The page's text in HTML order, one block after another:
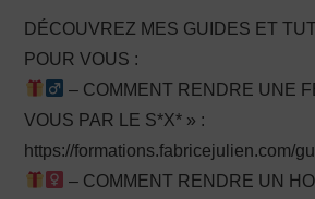
DÉCOUVREZ MES GUIDES ET
POUR VOUS :
– COMMENT RENDRE UNE
VOUS PAR LE S*X* » :
https://formations.fabricejulien.com/
– COMMENT RENDRE UN